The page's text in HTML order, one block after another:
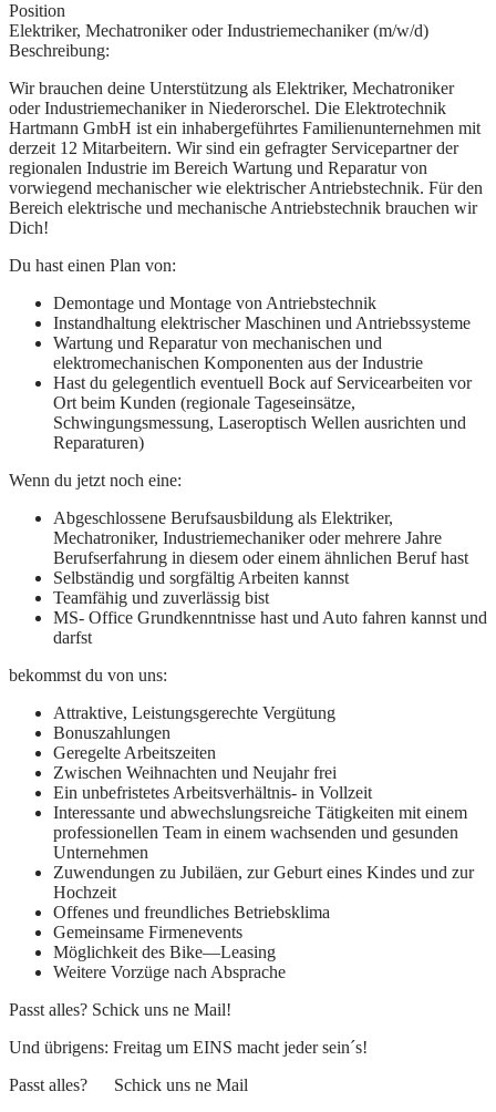
Position
Elektriker, Mechatroniker oder Industriemechaniker (m/w/d)
Beschreibung:
Wir brauchen deine Unterstützung als Elektriker, Mechatroniker
oder Industriemechaniker in Niederorschel. Die Elektrotechnik
Hartmann GmbH ist ein inhabergeführtes Familienunternehmen mit
derzeit 12 Mitarbeitern. Wir sind ein gefragter Servicepartner der
regionalen Industrie im Bereich Wartung und Reparatur von
vorwiegend mechanischer wie elektrischer Antriebstechnik. Für den
Bereich elektrische und mechanische Antriebstechnik brauchen wir
Dich!
Du hast einen Plan von:
Demontage und Montage von Antriebstechnik
Instandhaltung elektrischer Maschinen und Antriebssysteme
Wartung und Reparatur von mechanischen und
elektromechanischen Komponenten aus der Industrie
Hast du gelegentlich eventuell Bock auf Servicearbeiten vor
Ort beim Kunden (regionale Tageseinsätze,
Schwingungsmessung, Laseroptisch Wellen ausrichten und
Reparaturen)
Wenn du jetzt noch eine:
Abgeschlossene Berufsausbildung als Elektriker,
Mechatroniker, Industriemechaniker oder mehrere Jahre
Berufserfahrung in diesem oder einem ähnlichen Beruf hast
Selbständig und sorgfältig Arbeiten kannst
Teamfähig und zuverlässig bist
MS- Office Grundkenntnisse hast und Auto fahren kannst und
darfst
bekommst du von uns:
Attraktive, Leistungsgerechte Vergütung
Bonuszahlungen
Geregelte Arbeitszeiten
Zwischen Weihnachten und Neujahr frei
Ein unbefristetes Arbeitsverhältnis- in Vollzeit
Interessante und abwechslungsreiche Tätigkeiten mit einem
professionellen Team in einem wachsenden und gesunden
Unternehmen
Zuwendungen zu Jubiläen, zur Geburt eines Kindes und zur
Hochzeit
Offenes und freundliches Betriebsklima
Gemeinsame Firmenevents
Möglichkeit des Bike—Leasing
Weitere Vorzüge nach Absprache
Passt alles? Schick uns ne Mail!
Und übrigens: Freitag um EINS macht jeder sein´s!
Passt alles? Schick uns ne Mail